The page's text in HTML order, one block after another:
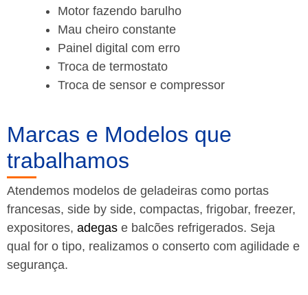
Motor fazendo barulho
Mau cheiro constante
Painel digital com erro
Troca de termostato
Troca de sensor e compressor
Marcas e Modelos que
trabalhamos
Atendemos modelos de geladeiras como portas
francesas, side by side, compactas, frigobar, freezer,
expositores, adegas e balcões refrigerados. Seja
qual for o tipo, realizamos o conserto com agilidade e
segurança.